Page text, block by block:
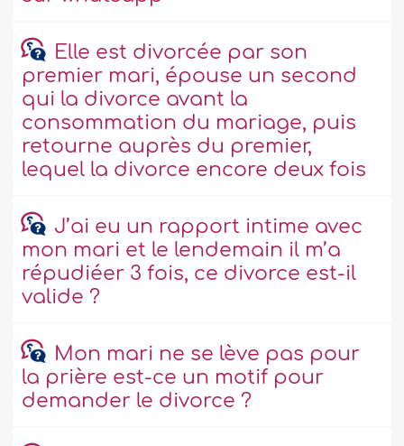
Elle est divorcée par son
premier mari, épouse un second
qui la divorce avant la
consommation du mariage, puis
retourne auprès du premier,
lequel la divorce encore deux fois
J’ai eu un rapport intime avec
mon mari et le lendemain il m’a
répudiéer 3 fois, ce divorce est-il
valide ?
Mon mari ne se lève pas pour
la prière est-ce un motif pour
demander le divorce ?